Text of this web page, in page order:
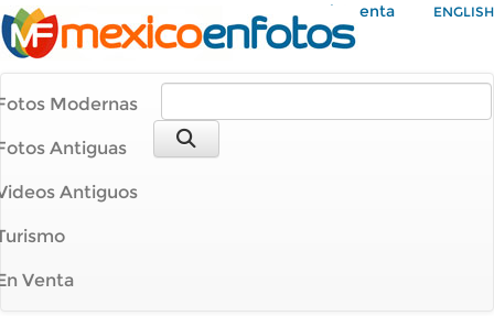
Mi Cuenta ENGLISH
Modernas
Antiguas
Antiguos
Venta